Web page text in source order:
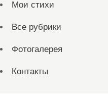
Мои стихи
Все рубрики
Фотогалерея
Контакты